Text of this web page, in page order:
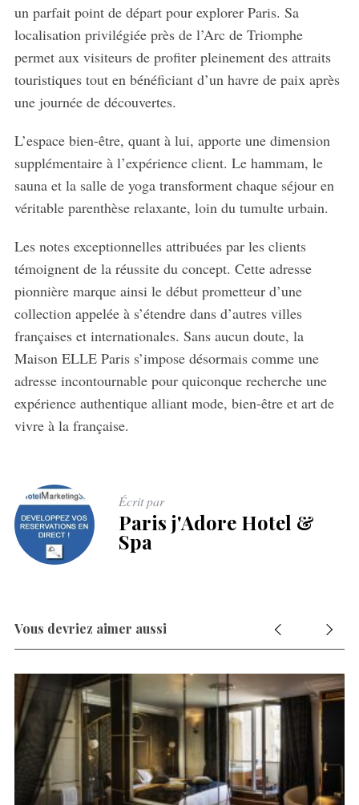
un parfait point de départ pour explorer Paris. Sa
localisation privilégiée près de l’Arc de Triomphe
permet aux visiteurs de profiter pleinement des attraits
touristiques tout en bénéficiant d’un havre de paix après
une journée de découvertes.
L’espace bien-être, quant à lui, apporte une dimension
supplémentaire à l’expérience client. Le hammam, le
sauna et la salle de yoga transforment chaque séjour en
véritable parenthèse relaxante, loin du tumulte urbain.
Les notes exceptionnelles attribuées par les clients
témoignent de la réussite du concept. Cette adresse
pionnière marque ainsi le début prometteur d’une
collection appelée à s’étendre dans d’autres villes
françaises et internationales. Sans aucun doute, la
Maison ELLE Paris s’impose désormais comme une
adresse incontournable pour quiconque recherche une
expérience authentique alliant mode, bien-être et art de
vivre à la française.
Écrit par
Paris j'Adore Hotel &
Spa
Vous devriez aimer aussi